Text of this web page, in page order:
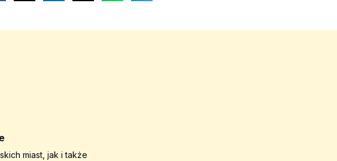
miast, jak i także